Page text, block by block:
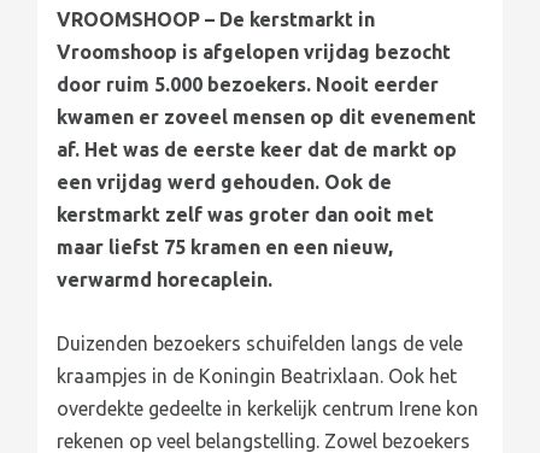
VROOMSHOOP – De kerstmarkt in
Vroomshoop is afgelopen vrijdag bezocht
door ruim 5.000 bezoekers. Nooit eerder
kwamen er zoveel mensen op dit evenement
af. Het was de eerste keer dat de markt op
een vrijdag werd gehouden. Ook de
kerstmarkt zelf was groter dan ooit met
maar liefst 75 kramen en een nieuw,
verwarmd horecaplein.
Duizenden bezoekers schuifelden langs de vele
kraampjes in de Koningin Beatrixlaan. Ook het
overdekte gedeelte in kerkelijk centrum Irene kon
rekenen op veel belangstelling. Zowel bezoekers